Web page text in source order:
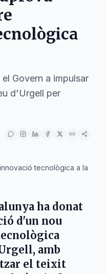
Govern a impulsar
d'Urgell per
tecnològica a la
ha donat
d'un nou
, amb
el teixit